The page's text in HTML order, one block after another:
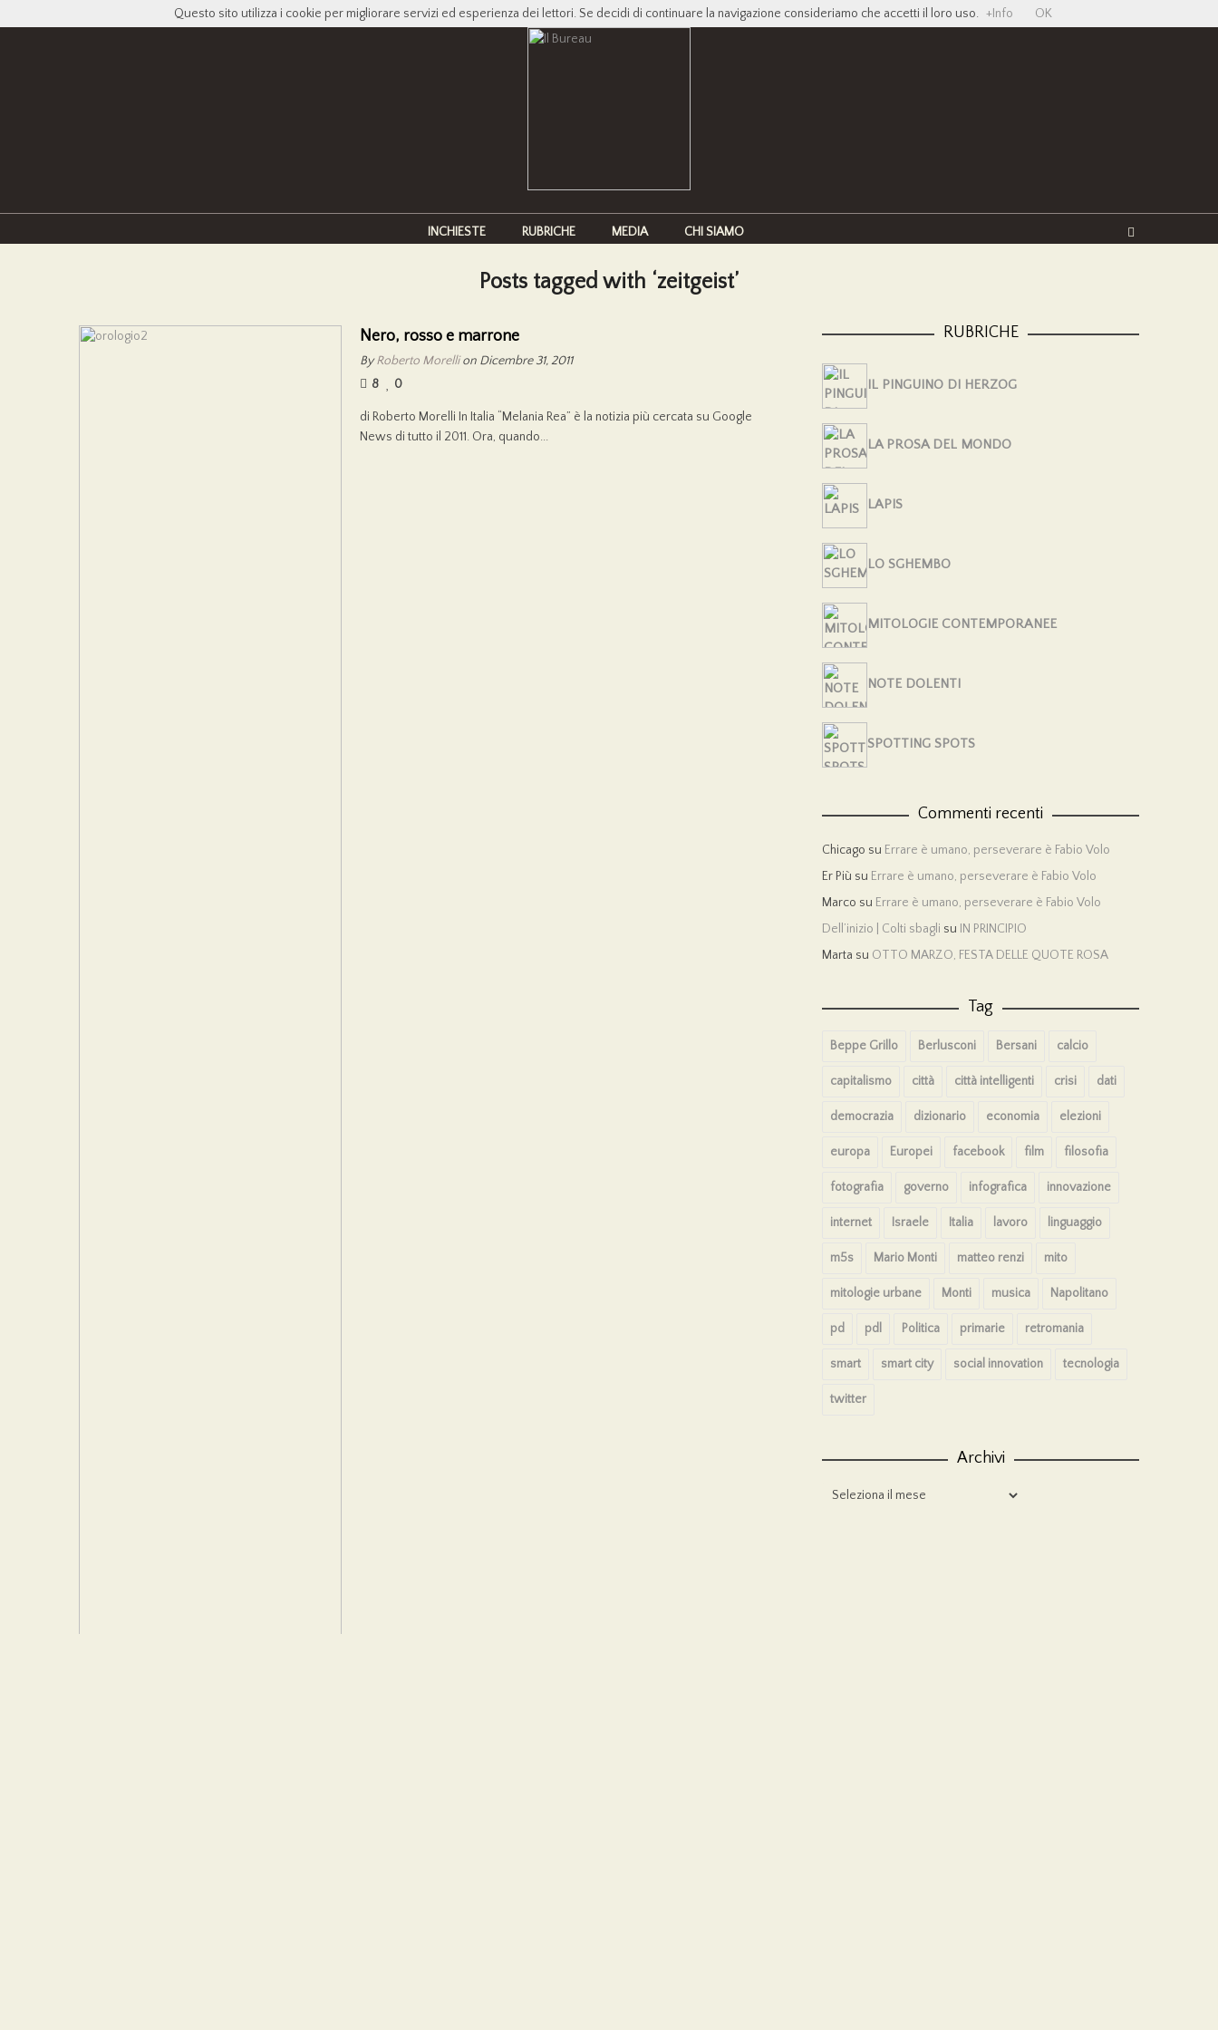
INCHIESTE RUBRICHE MEDIA CHI SIAMO
Posts tagged with ‘zeitgeist’
Nero, rosso e marrone
ByRoberto Morellion Dicembre 31, 2011
8
0
di Roberto Morelli In Italia “Melania Rea” è la notizia più cercata su Google
News di tutto il 2011. Ora, quando...
RUBRICHE
IL PINGUINO DI HERZOG
LA PROSA DEL MONDO
LAPIS
LO SGHEMBO
MITOLOGIE CONTEMPORANEE
NOTE DOLENTI
SPOTTING SPOTS
Commenti recenti
Chicago su Errare è umano, perseverare è Fabio Volo
Er Più su Errare è umano, perseverare è Fabio Volo
Marco su Errare è umano, perseverare è Fabio Volo
Dell’inizio | Colti sbagli su IN PRINCIPIO
Marta su OTTO MARZO, FESTA DELLE QUOTE ROSA
Tag
Beppe Grillo Berlusconi Bersani calcio
capitalismo città città intelligenti crisi dati
democrazia dizionario economia elezioni
europa Europei facebook film filosofia
fotografia governo infografica innovazione
internet Israele Italia lavoro linguaggio
m5s Mario Monti matteo renzi mito
mitologie urbane Monti musica Napolitano
pd pdl Politica primarie retromania
smart smart city social innovation tecnologia
twitter
Archivi
Archivi
Questo sito utilizza i cookie per migliorare servizi ed esperienza dei lettori. Se decidi di continuare la navigazione consideriamo che accetti il loro uso. +Info OK